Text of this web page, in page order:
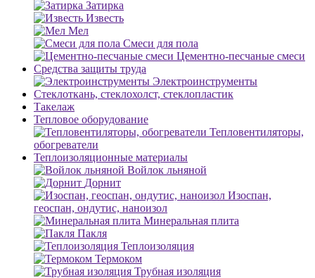
Затирка
Известь
Мел
Смеси для пола
Цементно-песчаные смеси
Средства защиты труда
Электроинструменты
Стеклоткань, стеклохолст, стеклопластик
Такелаж
Тепловое оборудование
Тепловентиляторы,
обогреватели
Теплоизоляционные материалы
Войлок льняной
Дорнит
Изоспан,
геоспан, ондутис, наноизол
Минеральная плита
Пакля
Теплоизоляция
Термоком
Трубная изоляция